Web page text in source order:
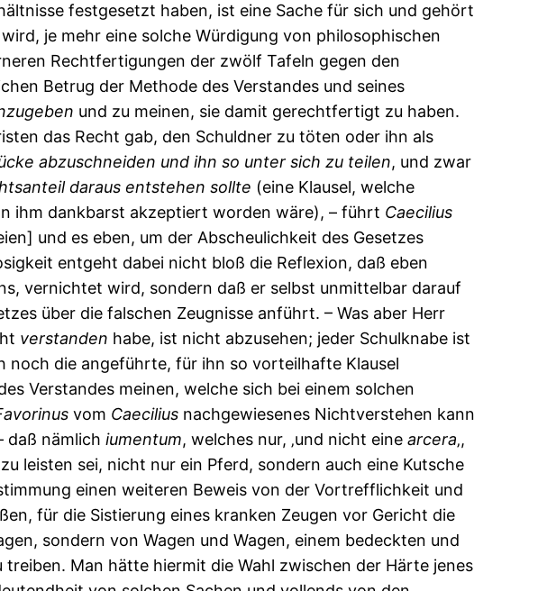
festgesetzt haben, ist eine Sache für sich und gehört
je mehr eine solche Würdigung von philosophischen
Rechtfertigungen der zwölf Tafeln gegen den
Betrug der Methode des Verstandes und seines
und zu meinen, sie damit gerechtfertigt zu haben.
das Recht gab, den Schuldner zu töten oder ihn als
abzuschneiden und ihn so unter sich zu teilen, und zwar
daraus entstehen sollte (eine Klausel, welche
ihm dankbarst akzeptiert worden wäre), – führt Caecilius
und es eben, um der Abscheulichkeit des Gesetzes
entgeht dabei nicht bloß die Reflexion, daß eben
vernichtet wird, sondern daß er selbst unmittelbar darauf
über die falschen Zeugnisse anführt. – Was aber Herr
verstanden habe, ist nicht abzusehen; jeder Schulknabe ist
noch die angeführte, für ihn so vorteilhafte Klausel
Verstandes meinen, welche sich bei einem solchen
vom Caecilius nachgewiesenes Nichtverstehen kann
daß nämlich iumentum, welches nur, ‚und nicht eine arcera‚,
leisten sei, nicht nur ein Pferd, sondern auch eine Kutsche
einen weiteren Beweis von der Vortrefflichkeit und
für die Sistierung eines kranken Zeugen vor Gericht die
sondern von Wagen und Wagen, einem bedeckten und
Man hätte hiermit die Wahl zwischen der Härte jenes